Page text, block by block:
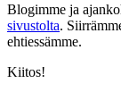
Blogimme ja
sivustolta.
ehtiessämme.
Kiitos!